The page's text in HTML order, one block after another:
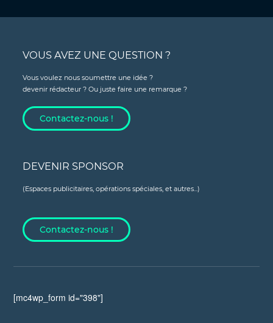
VOUS AVEZ UNE QUESTION ?
Vous voulez nous soumettre une idée ?
devenir rédacteur ? Ou juste faire une remarque ?
Contactez-nous !
DEVENIR SPONSOR
(Espaces publicitaires, opérations spéciales, et autres...)
Contactez-nous !
[mc4wp_form id="398"]